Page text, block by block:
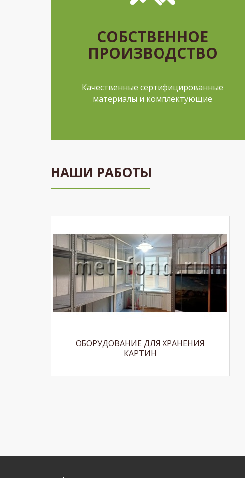
СОБСТВЕННОЕ
ПРОИЗВОДСТВО
Качественные сертифицированные
материалы и комплектующие
НАШИ РАБОТЫ
ОБОРУДОВАНИЕ ДЛЯ ХРАНЕНИЯ
КАРТИН